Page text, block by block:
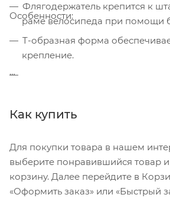
Особенности:
Флягодержатель крепится к
раме велосипеда при помощи
T-образная форма
крепление.
Как купить
Для покупки товара в нашем
выберите понравившийся товар и
корзину. Далее перейдите в
«Оформить заказ» или «Быстрый